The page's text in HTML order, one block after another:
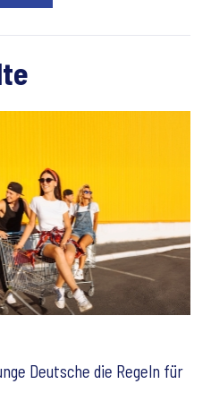
Deutsche die Regeln für